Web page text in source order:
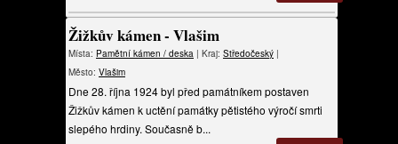
Žižkův kámen - Vlašim
Místa: Pamětní kámen / deska | Kraj: Středočeský |
Město: Vlašim
Dne 28. října 1924 byl před památníkem postaven
Žižkův kámen k uctění památky pětistého výročí smrti
slepého hrdiny. Současně b...